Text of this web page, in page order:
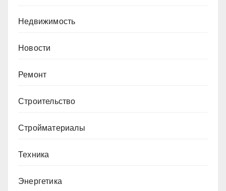
Недвижимость
Новости
Ремонт
Строительство
Стройматериалы
Техника
Энергетика